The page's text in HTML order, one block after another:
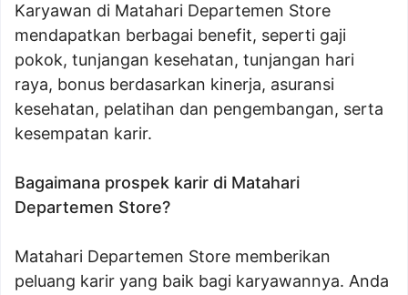
Karyawan di Matahari Departemen Store
mendapatkan berbagai benefit, seperti gaji
pokok, tunjangan kesehatan, tunjangan hari
raya, bonus berdasarkan kinerja, asuransi
kesehatan, pelatihan dan pengembangan, serta
kesempatan karir.
Bagaimana prospek karir di Matahari
Departemen Store?
Matahari Departemen Store memberikan
peluang karir yang baik bagi karyawannya. Anda